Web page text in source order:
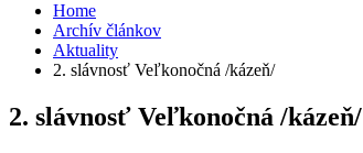
Home
Archív článkov
Aktuality
2. slávnosť Veľkonočná /kázeň/
2. slávnosť Veľkonočná /kázeň/